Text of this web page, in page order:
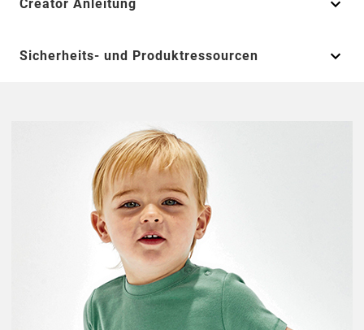
Creator Anleitung
Sicherheits- und Produktressourcen